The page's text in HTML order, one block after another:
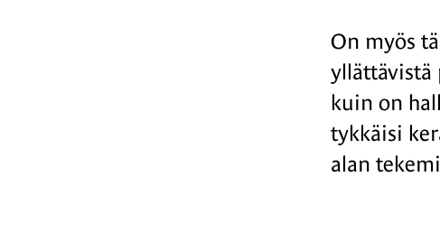
On myös
yllättävistä
kuin on
tykkäisi
alan